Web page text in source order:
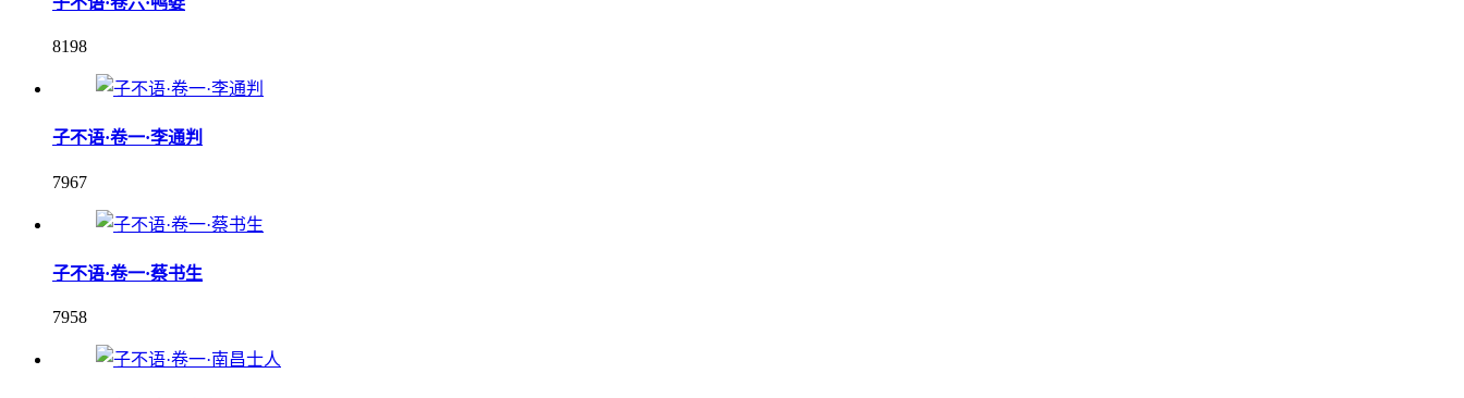
8198
子不语·卷一·李通判
7967
子不语·卷一·蔡书生
7958